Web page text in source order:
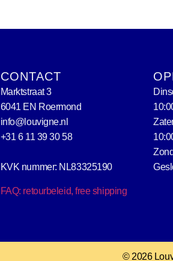
CONTACT
Marktstraat 3
6041 EN Roermond
info@louvigne.nl
+31 6 11 39 30 58
KVK nummer: NL83325190
FAQ: retourbeleid, free shipping
© 2026